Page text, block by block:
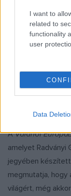
I want to
related to
functionality
user
Data
hogy ő más, mint
és nevelgetni
reményt adnak
magukat. Bár az
hivatalos papírt
AValahol
amelyet Radványi
jegyében
megmutatja,
világért, még